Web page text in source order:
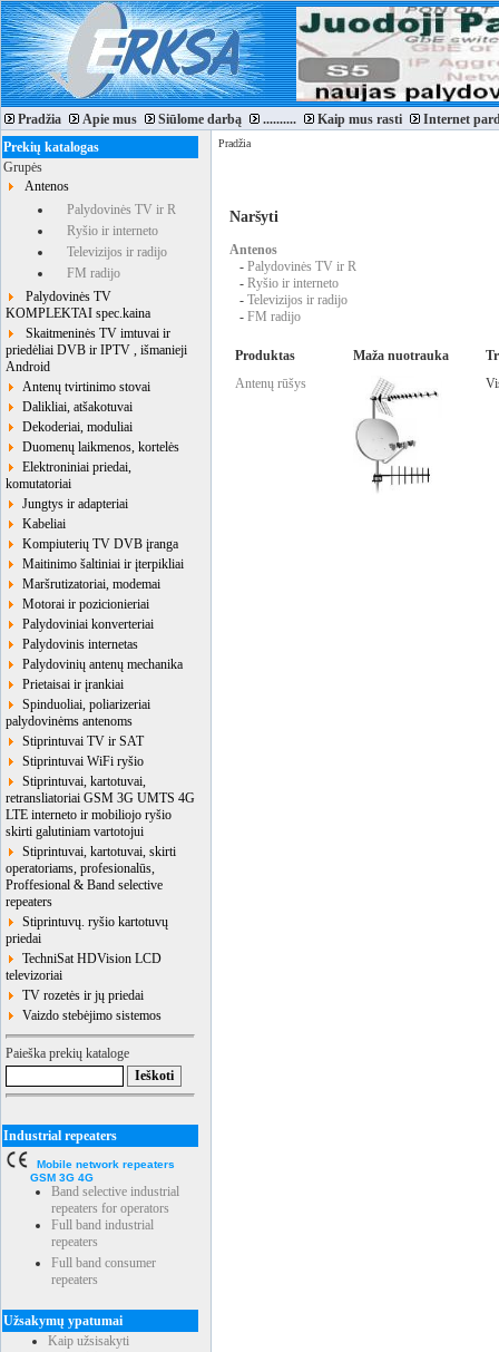
Pradžia Apie mus Siūlome darbą .......... Kaip mus rasti
Internet
Prekių katalogas
Grupės
Antenos
Palydovinės TV ir R
Ryšio ir interneto
Televizijos ir radijo
FM radijo
Palydovinės TV
KOMPLEKTAI spec.kaina
Skaitmeninės TV imtuvai ir
priedėliai DVB ir IPTV , išmanieji
Android
Antenų tvirtinimo stovai
Dalikliai, atšakotuvai
Dekoderiai, moduliai
Duomenų laikmenos, kortelės
Elektroniniai priedai,
komutatoriai
Jungtys ir adapteriai
Kabeliai
Kompiuterių TV DVB įranga
Maitinimo šaltiniai ir įterpikliai
Maršrutizatoriai, modemai
Motorai ir pozicionieriai
Palydoviniai konverteriai
Palydovinis internetas
Palydovinių antenų mechanika
Prietaisai ir įrankiai
Spinduoliai, poliarizeriai
palydovinėms antenoms
Stiprintuvai TV ir SAT
Stiprintuvai WiFi ryšio
Stiprintuvai, kartotuvai,
retransliatoriai GSM 3G UMTS 4G
LTE interneto ir mobiliojo ryšio
skirti galutiniam vartotojui
Stiprintuvai, kartotuvai, skirti
operatoriams, profesionalūs,
Proffesional & Band selective
repeaters
Stiprintuvų. ryšio kartotuvų
priedai
TechniSat HDVision LCD
televizoriai
TV rozetės ir jų priedai
Vaizdo stebėjimo sistemos
Paieška prekių kataloge
Industrial repeaters
Mobile network repeaters
GSM 3G 4G
Band selective industrial
repeaters for operators
Full band industrial
repeaters
Full band consumer
repeaters
Užsakymų ypatumai
Kaip užsisakyti
Pradžia
Naršyti
Antenos
- Palydovinės TV ir R
- Ryšio ir interneto
- Televizijos ir radijo
- FM radijo
Produktas Maža nuotrauka
Antenų rūšys